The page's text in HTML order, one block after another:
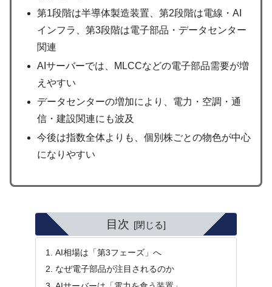
第1段階は半導体製造装置、第2段階は電線・AI
インフラ、第3段階は電子部品・データセンター
関連
AIサーバーでは、MLCCなどの電子部品需要が増
えやすい
データセンターの増加により、電力・空調・通
信・建設関連にも波及
今後は指数全体よりも、個別株ごとの物色が中心
になりやすい
目次
AI相場は「第3フェーズ」へ
なぜ電子部品が注目されるのか